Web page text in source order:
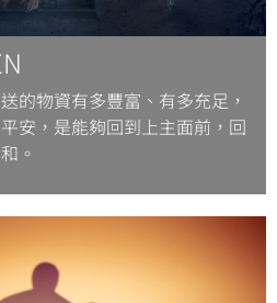
的物資有多豐富、有多充足，
安，是能夠回到上主面前，回
。